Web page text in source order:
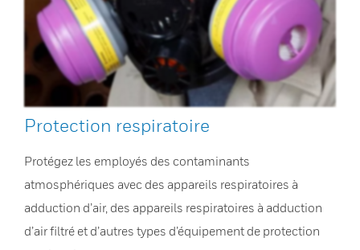
Protection respiratoire
Protégez les employés des contaminants
atmosphériques avec des appareils respiratoires à
adduction d’air, des appareils respiratoires à adduction
d’air filtré et d’autres types d’équipement de protection